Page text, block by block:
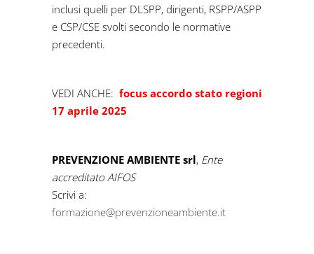
inclusi quelli per DLSPP, dirigenti, RSPP/ASPP
e CSP/CSE svolti secondo le normative
precedenti.
VEDI ANCHE: focus accordo stato regioni
17 aprile 2025
PREVENZIONE AMBIENTE srl, Ente
accreditato AIFOS
Scrivi a:
formazione@prevenzioneambiente.it